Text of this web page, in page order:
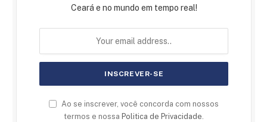
Ceará e no mundo em tempo real!
Ao se inscrever, você concorda com nossos
termos e nossa Politica de Privacidade.